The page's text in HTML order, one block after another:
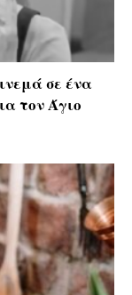
σε ένα
τον Άγιο